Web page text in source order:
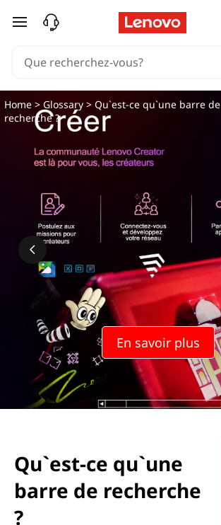
passer au contenu principal
En savoir plus
Home >Glossary > Qu`est-ce qu`une barre de
recherche ?
Qu`est-ce qu`une
barre de recherche
?